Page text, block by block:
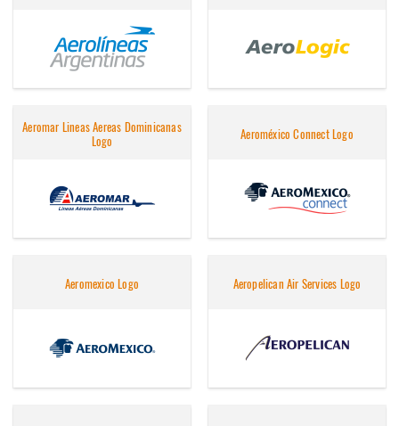
Aeromar Lineas Aereas Dominicanas
Logo
Aeroméxico Connect Logo
Aeromexico Logo Aeropelican Air Services Logo